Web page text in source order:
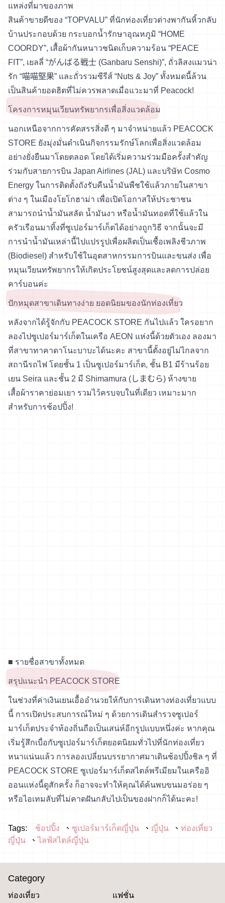
แหล่งที่มาของภาพ
สินค้าขายดีของ “TOPVALU” ที่นักท่องเที่ยวต่างพากันหิ้วกลับ
บ้านประกอบด้วย กระบอกน้ำรักษาอุณหภูมิ “HOME
COORDY”, เสื้อผ้ากันหนาวชนิดเก็บความร้อน “PEACE
FIT”, เยลลี่ “がんばる戦士 (Ganbaru Senshi)”, ถั่วลิสงแมวน่า
รัก “喵喵堅果” และถั่วรวมซีรีส์ “Nuts & Joy” ทั้งหมดนี้ล้วน
เป็นสินค้ายอดฮิตที่ไม่ควรพลาดเมื่อแวะมาที่ Peacock!
โครงการหมุนเวียนทรัพยากรเพื่อสิ่งแวดล้อม
นอกเหนือจากการคัดสรรสิ่งดี ๆ มาจำหน่ายแล้ว PEACOCK
STORE ยังมุ่งมั่นดำเนินกิจกรรมรักษ์โลกเพื่อสิ่งแวดล้อม
อย่างยั่งยืนมาโดยตลอด โดยได้เริ่มความร่วมมือครั้งสำคัญ
ร่วมกับสายการบิน Japan Airlines (JAL) และบริษัท Cosmo
Energy ในการติดตั้งถังรับคืนน้ำมันพืชใช้แล้วภายในสาขา
ต่าง ๆ ในเมืองโยโกฮาม่า เพื่อเปิดโอกาสให้ประชาชน
สามารถนำน้ำมันสลัด น้ำมันงา หรือน้ำมันทอดที่ใช้แล้วใน
ครัวเรือนมาทิ้งที่ซูเปอร์มาร์เก็ตได้อย่างถูกวิธี จากนั้นจะมี
การนำน้ำมันเหล่านี้ไปแปรรูปเพื่อผลิตเป็นเชื้อเพลิงชีวภาพ
(Biodiesel) สำหรับใช้ในอุตสาหกรรมการบินและขนส่ง เพื่อ
หมุนเวียนทรัพยากรให้เกิดประโยชน์สูงสุดและลดการปล่อย
คาร์บอนค่ะ
ปักหมุดสาขาเดินทางง่าย ยอดนิยมของนักท่องเที่ยว
หลังจากได้รู้จักกับ PEACOCK STORE กันไปแล้ว ใครอยาก
ลองไปซูเปอร์มาร์เก็ตในเครือ AEON แห่งนี้ด้วยตัวเอง ลองมา
ที่สาขาทาคาดาโนะบาบะได้นะคะ สาขานี้ตั้งอยู่ไม่ไกลจาก
สถานีรถไฟ โดยชั้น 1 เป็นซูเปอร์มาร์เก็ต, ชั้น B1 มีร้านร้อย
เยน Seira และชั้น 2 มี Shimamura (しまむら) ห้างขาย
เสื้อผ้าราคาย่อมเยา รวมไว้ครบจบในที่เดียว เหมาะมาก
สำหรับการช้อปปิ้ง!
■ รายชื่อสาขาทั้งหมด
สรุปแนะนำ PEACOCK STORE
ในช่วงที่ค่าเงินเยนเอื้ออำนวยให้กับการเดินทางท่องเที่ยวแบบ
นี้ การเปิดประสบการณ์ใหม่ ๆ ด้วยการเดินสำรวจซูเปอร์
มาร์เก็ตประจำท้องถิ่นถือเป็นเสน่ห์อีกรูปแบบหนึ่งค่ะ หากคุณ
เริ่มรู้สึกเบื่อกับซูเปอร์มาร์เก็ตยอดนิยมทั่วไปที่นักท่องเที่ยว
หนาแน่นแล้ว การลองเปลี่ยนบรรยากาศมาเดินช้อปปิ้งชิล ๆ ที่
PEACOCK STORE ซูเปอร์มาร์เก็ตสไตล์พรีเมียมในเครืออิ
ออนแห่งนี้ดูสักครั้ง ก็อาจจะทำให้คุณได้ค้นพบขนมอร่อย ๆ
หรือไอเทมลับที่ไม่คาดฝันกลับไปเป็นของฝากก็ได้นะคะ!
Tags: ช้อปปิ้ง ซูเปอร์มาร์เก็ตญี่ปุ่น ญี่ปุ่น
ท่องเที่ยว
ญี่ปุ่น
ไลฟ์สไตล์ญี่ปุ่น
Category
ท่องเที่ยว แฟชั่น